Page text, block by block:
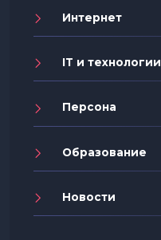
Интернет
IT и технологии
Персона
Образование
Новости